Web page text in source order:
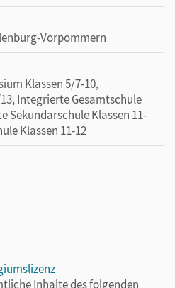
Vorpommern
Klassen 5/7-10,
Integrierte Gesamtschule
Sekundarschule Klassen 11-
Klassen 11-12
Inhalte des folgenden